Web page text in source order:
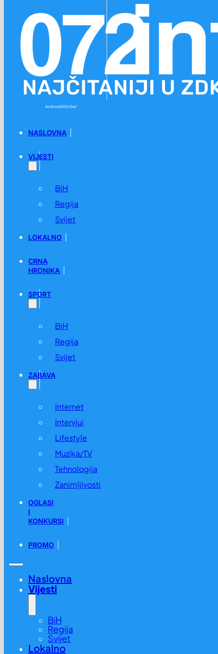
AndroidiOSViber
NASLOVNA
VIJESTI
BiH
Regija
Svijet
LOKALNO
CRNA
HRONIKA
SPORT
BiH
Regija
Svijet
ZABAVA
Internet
Intervjui
Lifestyle
Muzika/TV
Tehnologija
Zanimljivosti
OGLASI
I
KONKURSI
PROMO
Naslovna
Vijesti
BiH
Regija
Svijet
Lokalno